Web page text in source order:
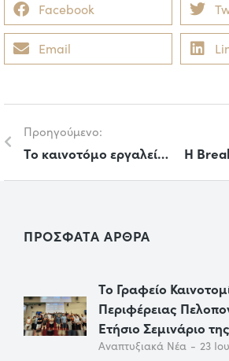
Facebook
Email
Προηγούμενο:
Το καινοτόμο εργαλείο παρακολούθησης της βιωσιμότητας των πόλεων «ΜΕΤΡΟΝΟΜΟΣ» ξεχωρίζει στην Ευρώπη
ΠΡΟΣΦΑΤΑ ΑΡΘΡΑ
Το Γραφείο
Περιφέρειας
Ετήσιο Σεμινάριο
Αναπτυξιακά Νέα 23